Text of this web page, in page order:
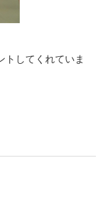
トしてくれていま